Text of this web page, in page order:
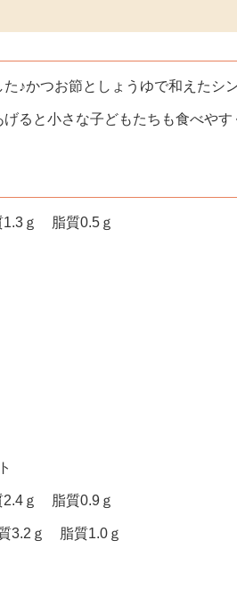
♪かつお節としょうゆで和えたシ
ると小さな子どもたちも食べやす
1.3ｇ 脂質0.5ｇ
2.4ｇ 脂質0.9ｇ
3.2ｇ 脂質1.0ｇ